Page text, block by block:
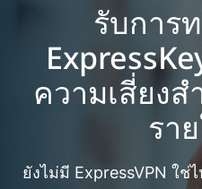
รับการ
ความเสี่ยง
รา
ยังไม่มี ExpressVPN ใ